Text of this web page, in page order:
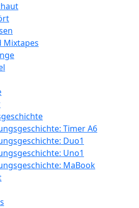
Mixtapes
Timer A6
Duo1
Uno1
MaBook